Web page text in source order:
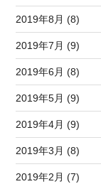
2019年8月 (8)
2019年7月 (9)
2019年6月 (8)
2019年5月 (9)
2019年4月 (9)
2019年3月 (8)
2019年2月 (7)